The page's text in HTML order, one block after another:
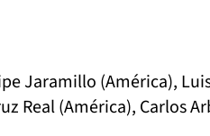
Jaramillo (América),
Real (América), Carlos